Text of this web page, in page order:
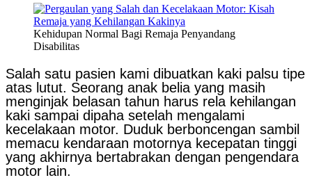
Kehidupan Normal Bagi Remaja Penyandang
Disabilitas
Salah satu pasien kami dibuatkan kaki palsu tipe
atas lutut. Seorang anak belia yang masih
menginjak belasan tahun harus rela kehilangan
kaki sampai dipaha setelah mengalami
kecelakaan motor. Duduk berboncengan sambil
memacu kendaraan motornya kecepatan tinggi
yang akhirnya bertabrakan dengan pengendara
motor lain.